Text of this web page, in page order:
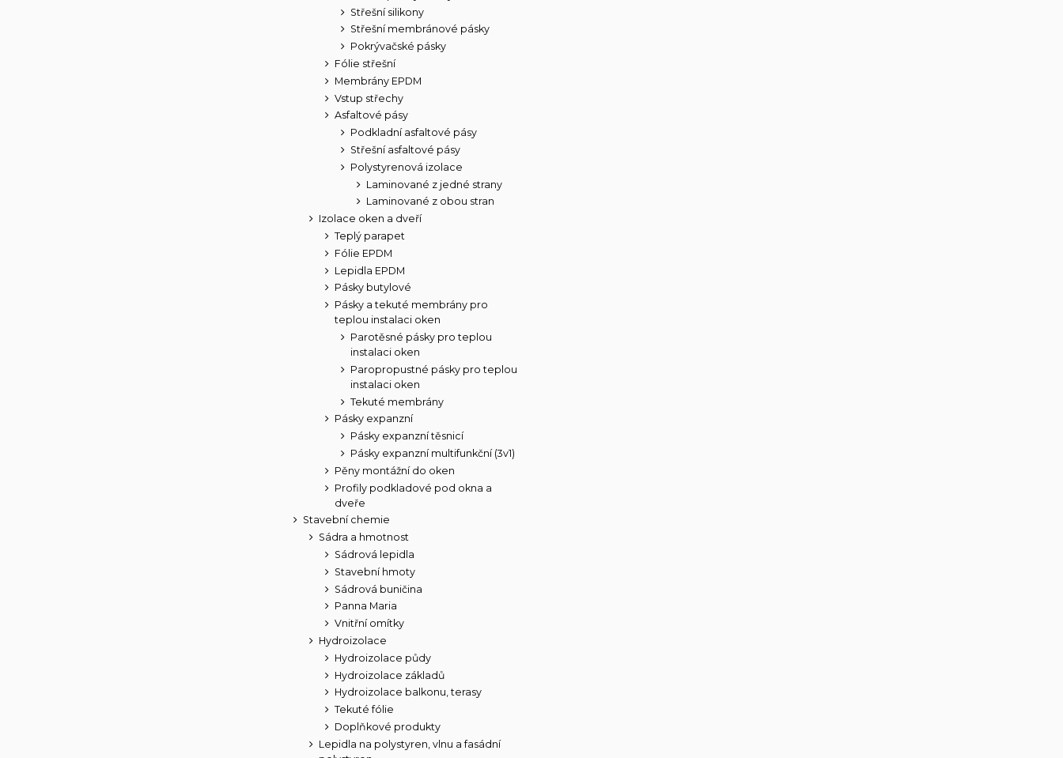
Střešní silikony
Střešní membránové pásky
Pokrývačské pásky
Fólie střešní
Membrány EPDM
Vstup střechy
Asfaltové pásy
Podkladní asfaltové pásy
Střešní asfaltové pásy
Polystyrenová izolace
Laminované z jedné strany
Laminované z obou stran
Izolace oken a dveří
Teplý parapet
Fólie EPDM
Lepidla EPDM
Pásky butylové
Pásky a tekuté membrány pro
teplou instalaci oken
Parotěsné pásky pro teplou
instalaci oken
Paropropustné pásky pro teplou
instalaci oken
Tekuté membrány
Pásky expanzní
Pásky expanzní těsnicí
Pásky expanzní multifunkční (3v1)
Pěny montážní do oken
Profily podkladové pod okna a
dveře
Stavební chemie
Sádra a hmotnost
Sádrová lepidla
Stavební hmoty
Sádrová buničina
Panna Maria
Vnitřní omítky
Hydroizolace
Hydroizolace půdy
Hydroizolace základů
Hydroizolace balkonu, terasy
Tekuté fólie
Doplňkové produkty
Lepidla na polystyren, vlnu a fasádní